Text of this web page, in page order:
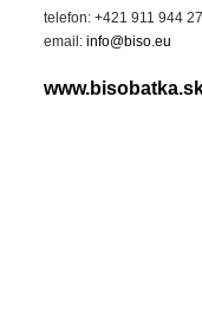
telefon: +421 911 944
email: info@biso.eu